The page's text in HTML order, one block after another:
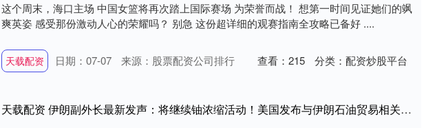
这个周末，海口主场 中国女篮将再次踏上国际赛场 为荣誉而战！ 想第一时间见证她们的飒
爽英姿 感受那份激动人心的荣耀吗？ 别急 这份超详细的观赛指南全攻略已备好 ....
天载配资 日期：07-07 来源：股票配资公司排行 查看： 215 分类： 配资炒股平台
天载配资 伊朗副外长最新发声：将继续铀浓缩活动！美国发布与伊朗石油贸易相关制裁措施，布油盘中一度跌超1%